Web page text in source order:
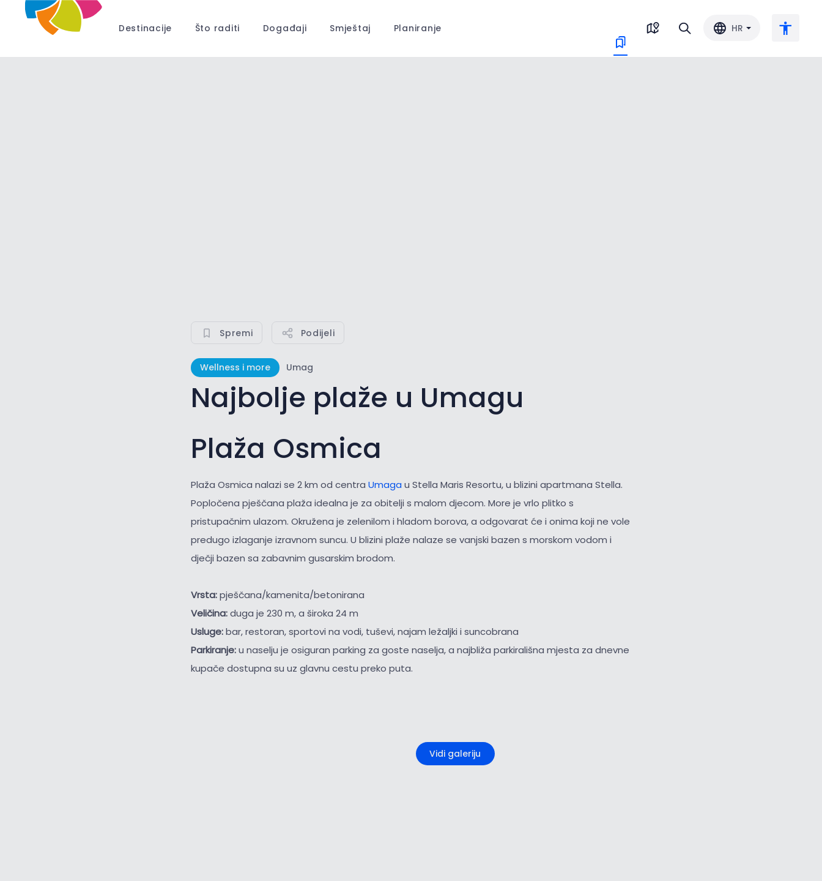
Destinacije Što raditi Događaji Smještaj Planiranje HR
Spremi Podijeli
Wellness i more Umag
Najbolje plaže u Umagu
Plaža Osmica
Plaža Osmica nalazi se 2 km od centra Umaga u Stella Maris Resortu, u blizini apartmana Stella.
Popločena pješčana plaža idealna je za obitelji s malom djecom. More je vrlo plitko s
pristupačnim ulazom. Okružena je zelenilom i hladom borova, a odgovarat će i onima koji ne vole
predugo izlaganje izravnom suncu. U blizini plaže nalaze se vanjski bazen s morskom vodom i
dječji bazen sa zabavnim gusarskim brodom.
Vrsta:pješčana/kamenita/betonirana
Veličina:duga je 230 m, a široka 24 m
Usluge:bar, restoran, sportovi na vodi, tuševi, najam ležaljki i suncobrana
Parkiranje:u naselju je osiguran parking za goste naselja, a najbliža parkirališna mjesta za dnevne
kupače dostupna su uz glavnu cestu preko puta.
Vidi galeriju